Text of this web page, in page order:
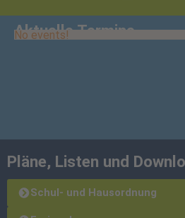
Aktuelle Termine
No events!
Pläne, Listen und
Schul- und Hausordnung